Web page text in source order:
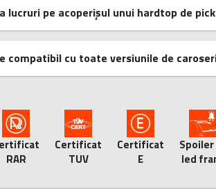
lucruri pe acoperișul unui hardtop de
compatibil cu toate versiunile de
RAR
Certificat
TUV
Certificat
E
Spoiler
led